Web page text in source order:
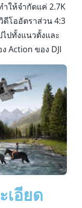
ให้จำกัดแค่ 2.7K
ดีโออัตราส่วน 4:3
ไปทั้งแนวตั้งและ
Action ของ DJI
เอียด